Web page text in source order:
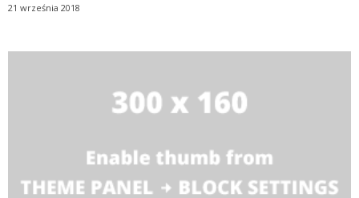
21 września 2018